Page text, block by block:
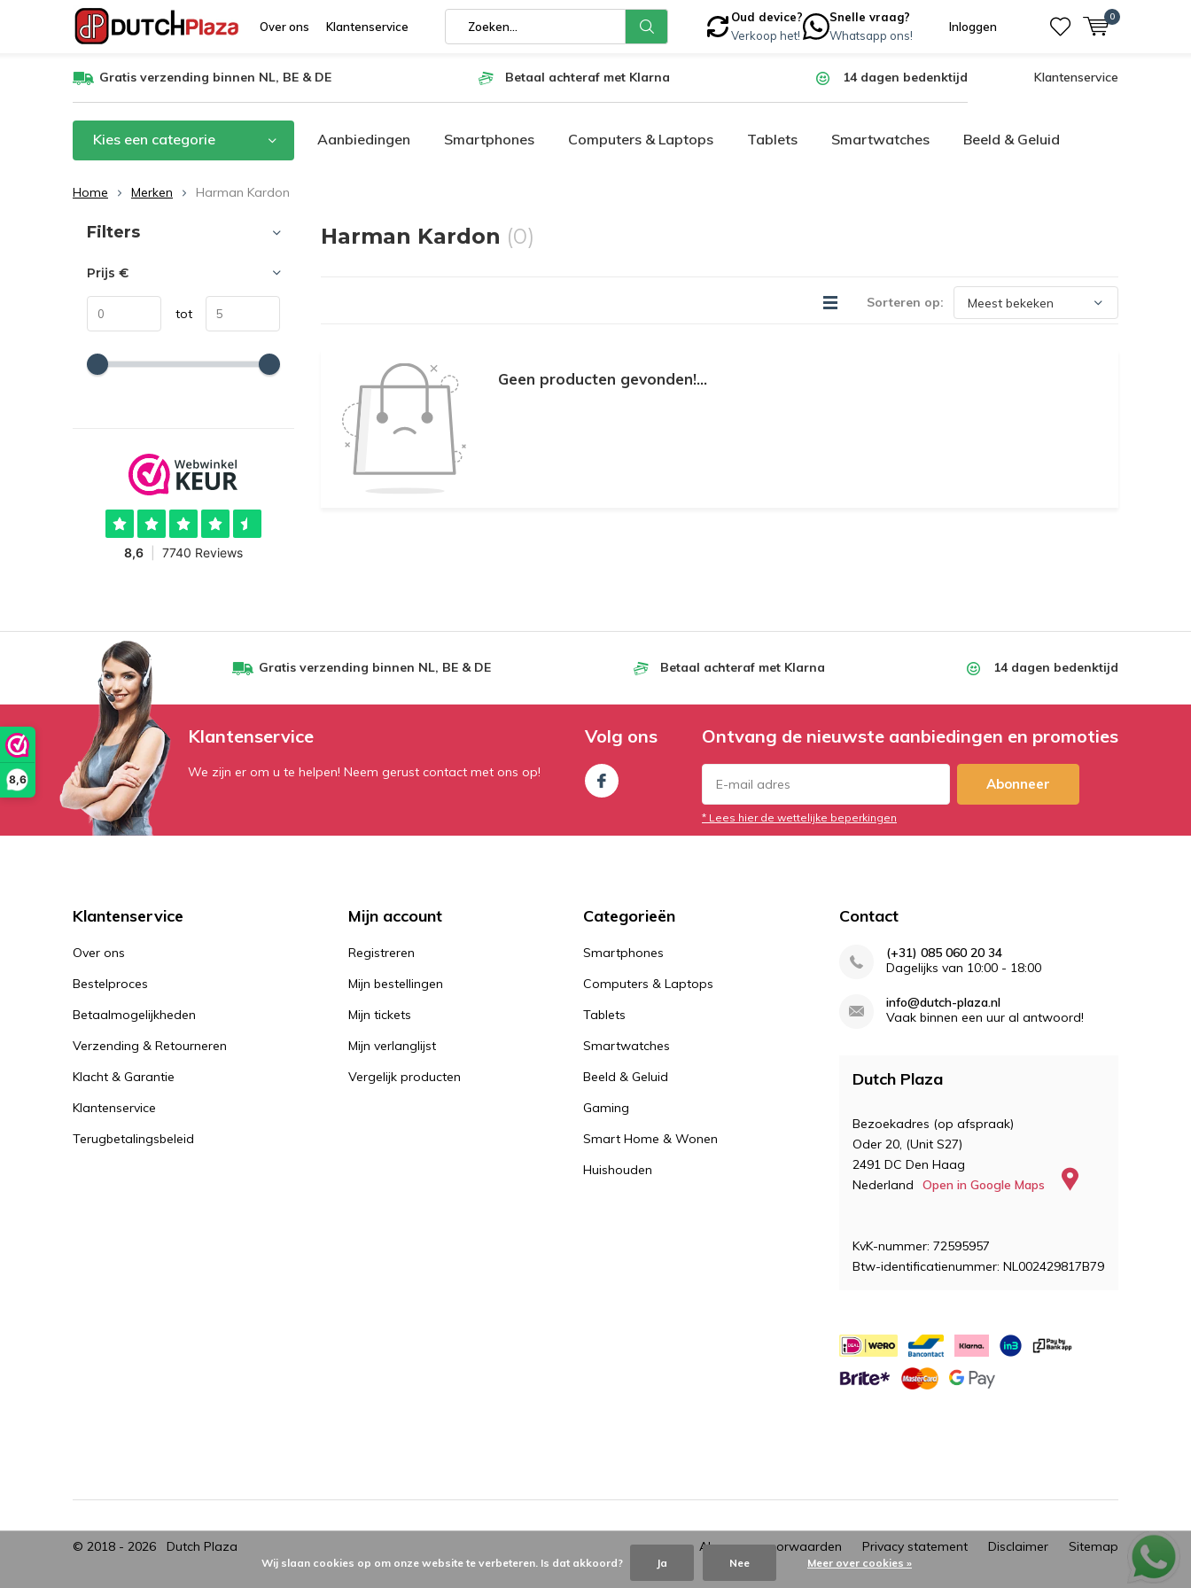
8,6
Over ons Klantenservice
Oud device?
Verkoop het!
Snelle vraag?
Whatsapp ons!
Inloggen
0
Gratis verzending binnen NL, BE & DE Betaal achteraf met Klarna 14 dagen bedenktijd Klantenservice
Kies een categorie Aanbiedingen Smartphones Computers & Laptops Tablets Smartwatches Beeld & Geluid
Home Merken Harman Kardon
Harman Kardon (0)
Sorteren op:
Geen producten gevonden!...
Sorteren op:
Filters
Prijs €
tot
Gratis verzending binnen NL, BE & DE Betaal achteraf met Klarna 14 dagen bedenktijd
Klantenservice
We zijn er om u te helpen! Neem gerust contact met ons op!
Volg ons Ontvang de nieuwste aanbiedingen en promoties
Abonneer
* Lees hier de wettelijke beperkingen
Klantenservice
Over ons
Bestelproces
Betaalmogelijkheden
Verzending & Retourneren
Klacht & Garantie
Klantenservice
Terugbetalingsbeleid
Mijn account
Registreren
Mijn bestellingen
Mijn tickets
Mijn verlanglijst
Vergelijk producten
Categorieën
Smartphones
Computers & Laptops
Tablets
Smartwatches
Beeld & Geluid
Gaming
Smart Home & Wonen
Huishouden
Contact
(+31) 085 060 20 34
Dagelijks van 10:00 - 18:00
info@dutch-plaza.nl
Vaak binnen een uur al antwoord!
Dutch Plaza
Bezoekadres (op afspraak)
Oder 20, (Unit S27)
2491 DC Den Haag
Nederland
Open in Google Maps
KvK-nummer: 72595957
Btw-identificatienummer: NL002429817B79
© 2018 - 2026 Dutch Plaza Algemene voorwaarden Privacy statement Disclaimer Sitemap
Wij slaan cookies op om onze website te verbeteren. Is dat akkoord? Ja Nee Meer over cookies »